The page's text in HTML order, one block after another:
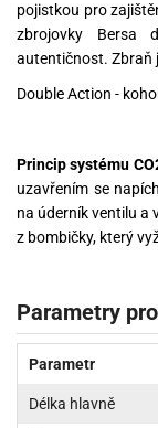
pojistkou pro
zbrojovky Bersa
autentičnost. Zbraň
Double Action -
Princip systému
uzavřením se
na úderník ventilu a
z bombičky, který
Parametry
Parametr
Délka hlavně